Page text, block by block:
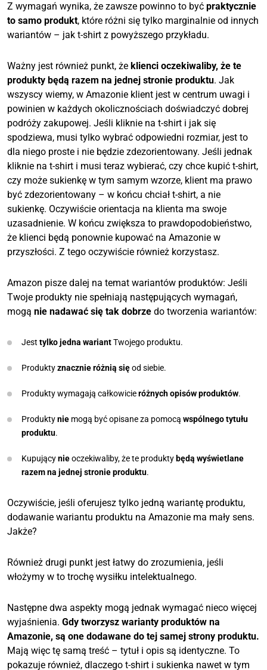
Z wymagań wynika, że zawsze powinno to być praktycznie
to samo produkt, które różni się tylko marginalnie od innych
wariantów – jak t-shirt z powyższego przykładu.
Ważny jest również punkt, że klienci oczekiwaliby, że te
produkty będą razem na jednej stronie produktu. Jak
wszyscy wiemy, w Amazonie klient jest w centrum uwagi i
powinien w każdych okolicznościach doświadczyć dobrej
podróży zakupowej. Jeśli kliknie na t-shirt i jak się
spodziewa, musi tylko wybrać odpowiedni rozmiar, jest to
dla niego proste i nie będzie zdezorientowany. Jeśli jednak
kliknie na t-shirt i musi teraz wybierać, czy chce kupić t-shirt,
czy może sukienkę w tym samym wzorze, klient ma prawo
być zdezorientowany – w końcu chciał t-shirt, a nie
sukienkę. Oczywiście orientacja na klienta ma swoje
uzasadnienie. W końcu zwiększa to prawdopodobieństwo,
że klienci będą ponownie kupować na Amazonie w
przyszłości. Z tego oczywiście również korzystasz.
Amazon pisze dalej na temat wariantów produktów: Jeśli
Twoje produkty nie spełniają następujących wymagań,
mogą nie nadawać się tak dobrze do tworzenia wariantów:
Jest tylko jedna wariantTwojego produktu.
Produktyznacznie różnią sięod siebie.
Produkty wymagają całkowicieróżnych opisów produktów.
Produktynie mogą być opisane za pomocą wspólnego tytułu
produktu.
Kupującynieoczekiwaliby, że te produkty będą wyświetlane
razem na jednej stronie produktu.
Oczywiście, jeśli oferujesz tylko jedną wariantę produktu,
dodawanie wariantu produktu na Amazonie ma mały sens.
Jakże?
Również drugi punkt jest łatwy do zrozumienia, jeśli
włożymy w to trochę wysiłku intelektualnego.
Następne dwa aspekty mogą jednak wymagać nieco więcej
wyjaśnienia. Gdy tworzysz warianty produktów na
Amazonie, są one dodawane do tej samej strony produktu.
Mają więc tę samą treść – tytuł i opis są identyczne. To
pokazuje również, dlaczego t-shirt i sukienka nawet w tym